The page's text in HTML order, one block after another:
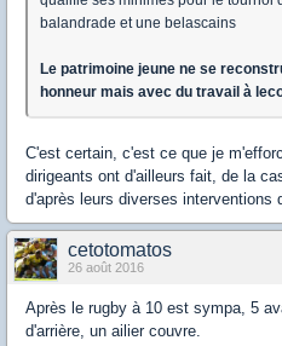
balandrade et une belascains
Le patrimoine jeune ne se
honneur mais avec du travail à
C'est certain, c'est ce que je
dirigeants ont d'ailleurs fait, de la
d'après leurs diverses interventions
cetotomatos
26 août 2016
Après le rugby à 10 est sympa, 5
d'arrière, un ailier couvre.